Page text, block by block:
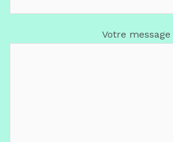
Votre message